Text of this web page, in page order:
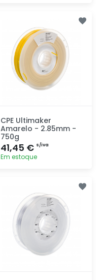
CPE Ultimaker
Amarelo - 2.85mm -
750g
41,45 € s/iva
Em estoque